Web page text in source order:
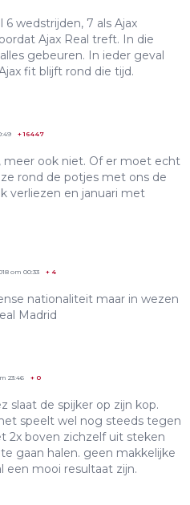
wedstrijden, 7 als Ajax
Ajax Real treft. In die
gebeuren. In ieder geval
fit blijft rond die tijd.
+16447
meer ook niet. Of er moet echt
rond de potjes met ons de
verliezen en januari met
om 00:33 + 4
nationaliteit maar in wezen
Madrid
23:46 + 0
slaat de spijker op zijn kop.
speelt wel nog steeds tegen
2x boven zichzelf uit steken
gaan halen. geen makkelijke
een mooi resultaat zijn.